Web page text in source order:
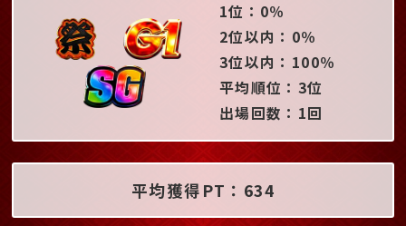
1位：0％
2位以内：0％
3位以内：100％
平均順位：3位
出場回数：1回
平均獲得PT：634